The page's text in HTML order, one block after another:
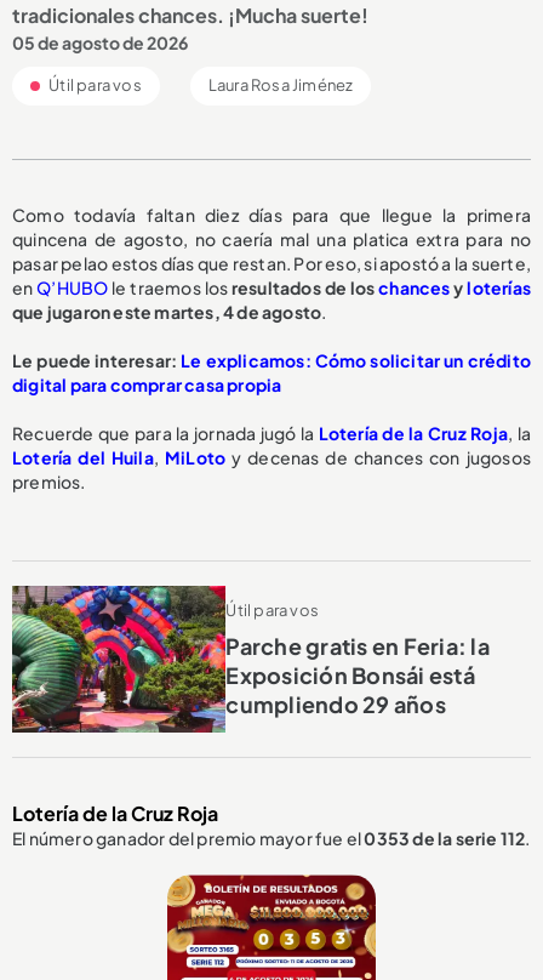
tradicionales chances. ¡Mucha suerte!
05 de agosto de 2026
Útil para vos Laura Rosa Jiménez
Como todavía faltan diez días para que llegue la primera
quincena de agosto, no caería mal una platica extra para no
pasar pelao estos días que restan. Por eso, si apostó a la suerte,
enQ’HUBO le traemos losresultados de loschancesyloterías
que jugaron este martes, 4 de agosto.
Le puede interesar: Le explicamos: Cómo solicitar un crédito
digital para comprar casa propia
Recuerde que para la jornada jugó la Lotería de la Cruz Roja, la
Lotería del Huila, MiLoto y decenas de chances con jugosos
premios.
Útil para vos
Parche gratis en Feria: la
Exposición Bonsái está
cumpliendo 29 años
Lotería de la Cruz Roja
El número ganador del premio mayor fue el0353de la serie 112.